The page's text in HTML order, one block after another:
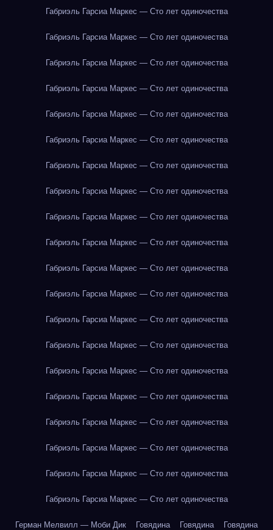
Габриэль Гарсиа Маркес — Сто лет одиночества
Габриэль Гарсиа Маркес — Сто лет одиночества
Габриэль Гарсиа Маркес — Сто лет одиночества
Габриэль Гарсиа Маркес — Сто лет одиночества
Габриэль Гарсиа Маркес — Сто лет одиночества
Габриэль Гарсиа Маркес — Сто лет одиночества
Габриэль Гарсиа Маркес — Сто лет одиночества
Габриэль Гарсиа Маркес — Сто лет одиночества
Габриэль Гарсиа Маркес — Сто лет одиночества
Габриэль Гарсиа Маркес — Сто лет одиночества
Габриэль Гарсиа Маркес — Сто лет одиночества
Габриэль Гарсиа Маркес — Сто лет одиночества
Габриэль Гарсиа Маркес — Сто лет одиночества
Габриэль Гарсиа Маркес — Сто лет одиночества
Габриэль Гарсиа Маркес — Сто лет одиночества
Габриэль Гарсиа Маркес — Сто лет одиночества
Габриэль Гарсиа Маркес — Сто лет одиночества
Габриэль Гарсиа Маркес — Сто лет одиночества
Габриэль Гарсиа Маркес — Сто лет одиночества
Габриэль Гарсиа Маркес — Сто лет одиночества
Герман Мелвилл — Моби Дик Говядина Говядина Говядина